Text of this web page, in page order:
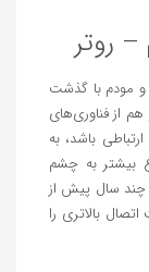
و مودم با گذشت
از فناوری‌های
باشد، به
بیشتر به چشم
چند سال پیش از
بالاتری را